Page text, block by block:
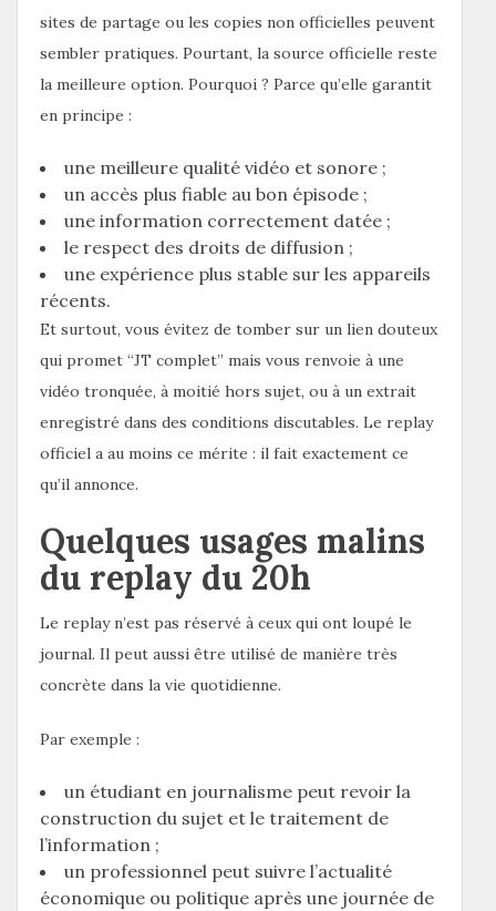
sites de partage ou les copies non officielles peuvent
sembler pratiques. Pourtant, la source officielle reste
la meilleure option. Pourquoi ? Parce qu’elle garantit
en principe :
une meilleure qualité vidéo et sonore ;
un accès plus fiable au bon épisode ;
une information correctement datée ;
le respect des droits de diffusion ;
une expérience plus stable sur les appareils
récents.
Et surtout, vous évitez de tomber sur un lien douteux
qui promet “JT complet” mais vous renvoie à une
vidéo tronquée, à moitié hors sujet, ou à un extrait
enregistré dans des conditions discutables. Le replay
officiel a au moins ce mérite : il fait exactement ce
qu’il annonce.
Quelques usages malins
du replay du 20h
Le replay n’est pas réservé à ceux qui ont loupé le
journal. Il peut aussi être utilisé de manière très
concrète dans la vie quotidienne.
Par exemple :
un étudiant en journalisme peut revoir la
construction du sujet et le traitement de
l’information ;
un professionnel peut suivre l’actualité
économique ou politique après une journée de